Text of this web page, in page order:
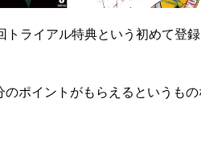
ライアル特典という初めて登
ポイントがもらえるというも